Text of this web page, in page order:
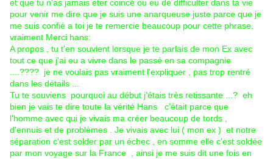
et que tu n'as jamais eter coincé ou eu de difficulter dans ta vie
pour venir me dire que je suis une anarqueuse juste parce que je
me suis confié a toi je te remercie beaucoup pour cette phrase,
vraiment Merci hans:
A propos , tu t'en souvient lorsque je te parlais de mon Ex avec
tout ce que j'ai eu a vivre dans le passé en sa compagnie
....???? je ne voulais pas vraiment l'expliquer , pas trop rentré
dans les détails ...
Tu te souviens pourquoi au début j’étais très retissante ...? eh
bien je vais te dire toute la vérité Hans c’était parce que
l'homme avec qui je vivais ma créer beaucoup de tords ,
d'ennuis et de problèmes . Je vivais avec lui ( mon ex ) et notre
séparation c'est solder par un échec , en somme elle c'est soldée
par mon voyage sur la France , ainsi je me suis dit une fois en